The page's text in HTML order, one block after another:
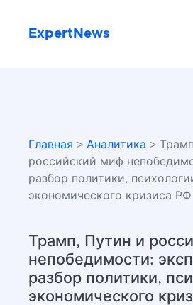
ExpertNews
Главная > Аналитика >
российский миф
разбор политики,
экономического кризиса РФ
Трамп, Путин и
непобедимости:
разбор политики,
экономического